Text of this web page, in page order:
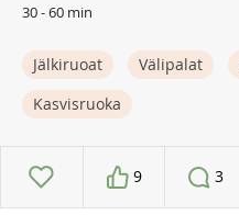
30 - 60 min
Jälkiruoat Välipalat
Kasvisruoka
9 3